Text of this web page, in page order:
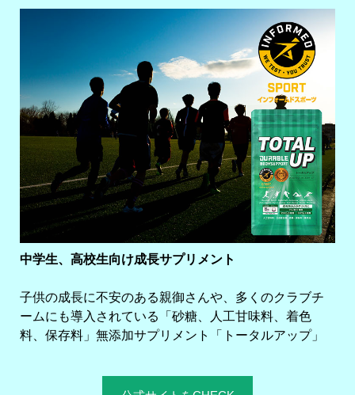
中学生、高校生向け成長サプリメント
子供の成長に不安のある親御さんや、多くのクラブチ
ームにも導入されている「砂糖、人工甘味料、着色
料、保存料」無添加サプリメント「トータルアップ」